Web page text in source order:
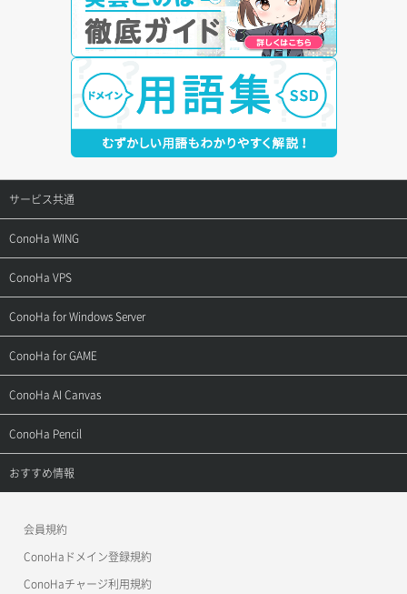
サービス共通
サポートトップ
ご契約・お支払い
用語集
お問い合わせ
ConoHa WING
サポートトップ
ご利用ガイド
お乗り換えガイド
よくある質問
ConoHa VPS
サポートトップ
ご利用ガイド
APIドキュメントVPS2.0
APIドキュメントVPS3.0
ConoHa for Windows Server
サポートトップ
ご利用ガイド
APIドキュメントVPS2.0
APIドキュメントVPS3.0
ConoHa for GAME
サポートトップ
ご利用ガイド
ConoHa AI Canvas
サポートトップ
ご利用ガイド
ConoHa Pencil
サポートトップ
おすすめ情報
美雲このは徹底ガイド
会員規約
ConoHaドメイン登録規約
ConoHaチャージ利用規約